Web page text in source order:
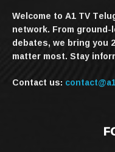
Welcome to A1 TV
network. From
debates, we bring you
matter most. Stay
Contact us: